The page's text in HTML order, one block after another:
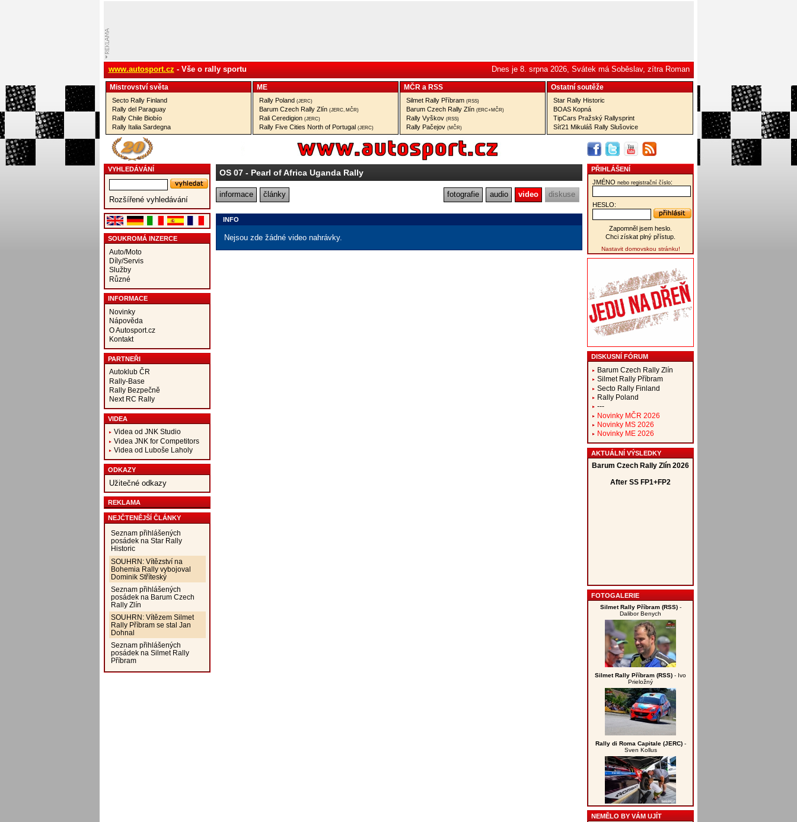
www.autosport.cz - Vše o rally sportu Dnes je 8. srpna 2026, Svátek má Soběslav, zítra Roman
Mistrovství­ světa
Secto Rally Finland
Rally del Paraguay
Rally Chile Biobío
Rally Italia Sardegna
ME
Rally Poland (JERC)
Barum Czech Rally Zlín (JERC, MČR)
Rali Ceredigion (JERC)
Rally Five Cities North of Portugal (JERC)
MČR a RSS
Silmet Rally Příbram (RSS)
Barum Czech Rally Zlín (ERC+MČR)
Rally Vyškov (RSS)
Rally Pačejov (MČR)
Ostatní­ soutěže
Star Rally Historic
BOAS Kopná
TipCars Pražský Rallysprint
Síť21 Mikuláš Rally Slušovice
VYHLEDÁVÁNÍ
Rozšířené vyhledávání
SOUKROMÁ INZERCE
Auto/Moto
Díly/Servis
Služby
Různé
INFORMACE
Novinky
Nápověda
O Autosport.cz
Kontakt
PARTNEŘI
Autoklub ČR
Rally-Base
Rally Bezpečně
Next RC Rally
VIDEA
Videa od JNK Studio
Videa JNK for Competitors
Videa od Luboše Laholy
ODKAZY
Užitečné odkazy
REKLAMA
NEJČTENĚJŠÍ ČLÁNKY
Seznam přihlášených
posádek na Star Rally
Historic
SOUHRN: Vítězství na
Bohemia Rally vybojoval
Dominik Stříteský
Seznam přihlášených
posádek na Barum Czech
Rally Zlín
SOUHRN: Vítězem Silmet
Rally Příbram se stal Jan
Dohnal
Seznam přihlášených
posádek na Silmet Rally
Příbram
OS 07- Pearl of Africa Uganda Rally
informace články fotografie audio video diskuse
INFO
Nejsou zde žádné video nahrávky.
PŘIHLÁŠENÍ
JMÉNO nebo registrační číslo:
HESLO:
Zapomněl jsem heslo.
Chci získat plný přístup.
Nastavit domovskou stránku!
DISKUSNÍ FÓRUM
Barum Czech Rally Zlín
Silmet Rally Příbram
Secto Rally Finland
Rally Poland
---
Novinky MČR 2026
Novinky MS 2026
Novinky ME 2026
AKTUÁLNÍ VÝSLEDKY
FOTOGALERIE
Silmet Rally Příbram (RSS)-
Dalibor Benych
Silmet Rally Příbram (RSS) - Ivo
Prieložný
Rally di Roma Capitale (JERC)-
Sven Kollus
NEMĚLO BY VÁM UJÍT